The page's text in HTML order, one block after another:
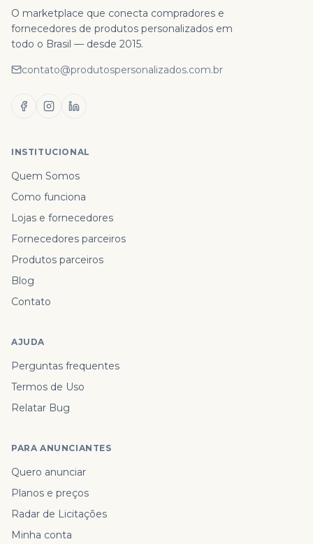
O marketplace que conecta compradores e
fornecedores de produtos personalizados em
todo o Brasil — desde 2015.
contato@produtospersonalizados.com.br
INSTITUCIONAL
Quem Somos
Como funciona
Lojas e fornecedores
Fornecedores parceiros
Produtos parceiros
Blog
Contato
AJUDA
Perguntas frequentes
Termos de Uso
Relatar Bug
PARA ANUNCIANTES
Quero anunciar
Planos e preços
Radar de Licitações
Minha conta